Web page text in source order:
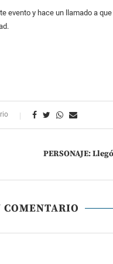
evento y hace un llamado a
PERSONAJE:
COMENTARIO